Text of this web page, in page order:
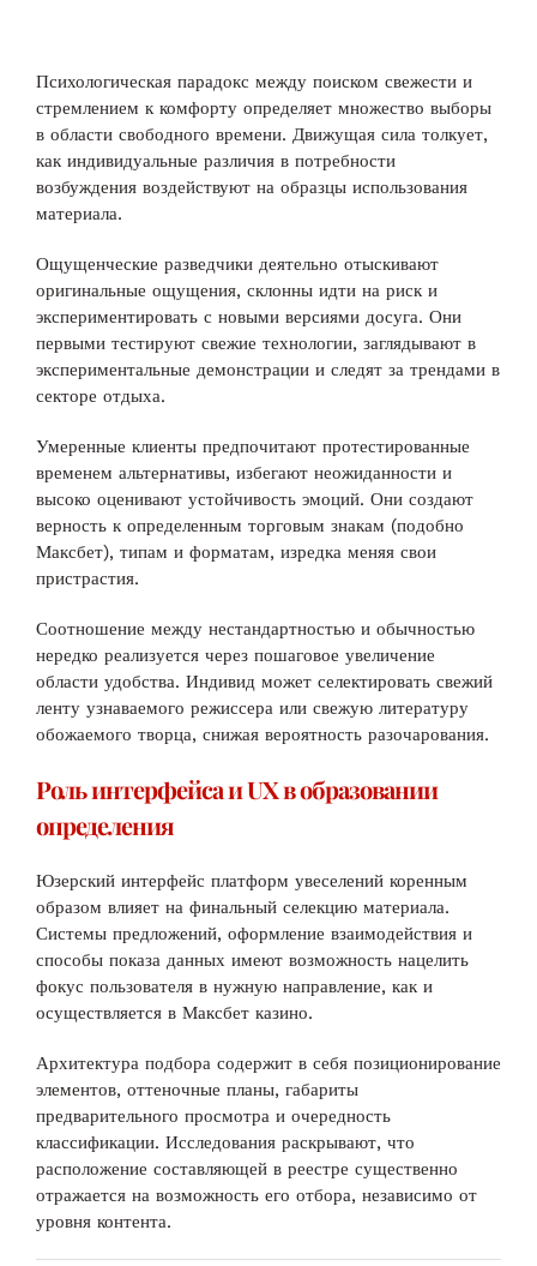
Психологическая парадокс между поиском свежести и
стремлением к комфорту определяет множество выборы
в области свободного времени. Движущая сила толкует,
как индивидуальные различия в потребности
возбуждения воздействуют на образцы использования
материала.
Ощущенческие разведчики деятельно отыскивают
оригинальные ощущения, склонны идти на риск и
экспериментировать с новыми версиями досуга. Они
первыми тестируют свежие технологии, заглядывают в
экспериментальные демонстрации и следят за трендами в
секторе отдыха.
Умеренные клиенты предпочитают протестированные
временем альтернативы, избегают неожиданности и
высоко оценивают устойчивость эмоций. Они создают
верность к определенным торговым знакам (подобно
Максбет), типам и форматам, изредка меняя свои
пристрастия.
Соотношение между нестандартностью и обычностью
нередко реализуется через пошаговое увеличение
области удобства. Индивид может селектировать свежий
ленту узнаваемого режиссера или свежую литературу
обожаемого творца, снижая вероятность разочарования.
Роль интерфейса и UX в образовании
определения
Юзерский интерфейс платформ увеселений коренным
образом влияет на финальный селекцию материала.
Системы предложений, оформление взаимодействия и
способы показа данных имеют возможность нацелить
фокус пользователя в нужную направление, как и
осуществляется в Максбет казино.
Архитектура подбора содержит в себя позиционирование
элементов, оттеночные планы, габариты
предварительного просмотра и очередность
классификации. Исследования раскрывают, что
расположение составляющей в реестре существенно
отражается на возможность его отбора, независимо от
уровня контента.